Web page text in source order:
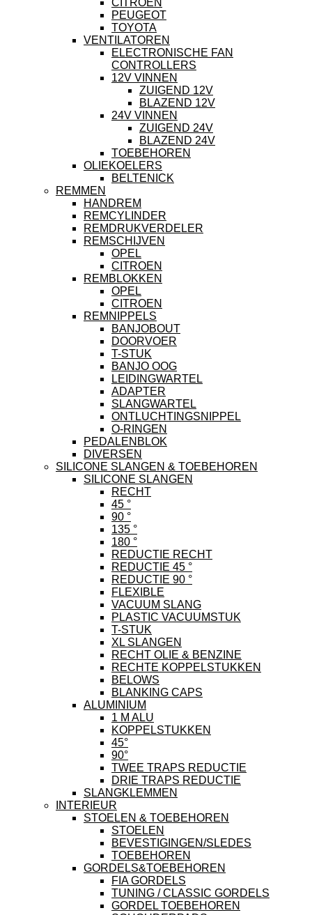
CITROEN
PEUGEOT
TOYOTA
VENTILATOREN
ELECTRONISCHE FAN
CONTROLLERS
12V VINNEN
ZUIGEND 12V
BLAZEND 12V
24V VINNEN
ZUIGEND 24V
BLAZEND 24V
TOEBEHOREN
OLIEKOELERS
BELTENICK
REMMEN
HANDREM
REMCYLINDER
REMDRUKVERDELER
REMSCHIJVEN
OPEL
CITROEN
REMBLOKKEN
OPEL
CITROEN
REMNIPPELS
BANJOBOUT
DOORVOER
T-STUK
BANJO OOG
LEIDINGWARTEL
ADAPTER
SLANGWARTEL
ONTLUCHTINGSNIPPEL
O-RINGEN
PEDALENBLOK
DIVERSEN
SILICONE SLANGEN & TOEBEHOREN
SILICONE SLANGEN
RECHT
45 °
90 °
135 °
180 °
REDUCTIE RECHT
REDUCTIE 45 °
REDUCTIE 90 °
FLEXIBLE
VACUUM SLANG
PLASTIC VACUUMSTUK
T-STUK
XL SLANGEN
RECHT OLIE & BENZINE
RECHTE KOPPELSTUKKEN
BELOWS
BLANKING CAPS
ALUMINIUM
1 M ALU
KOPPELSTUKKEN
45°
90°
TWEE TRAPS REDUCTIE
DRIE TRAPS REDUCTIE
SLANGKLEMMEN
INTERIEUR
STOELEN & TOEBEHOREN
STOELEN
BEVESTIGINGEN/SLEDES
TOEBEHOREN
GORDELS&TOEBEHOREN
FIA GORDELS
TUNING / CLASSIC GORDELS
GORDEL TOEBEHOREN